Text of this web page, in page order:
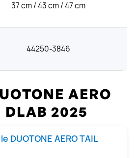
37 cm / 43 cm / 47 cm
44250-3846
AERO
DLAB 2025
DUOTONE AERO TAIL